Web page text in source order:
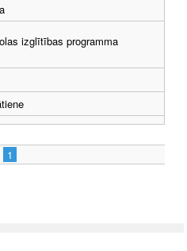
izglītības programma
1